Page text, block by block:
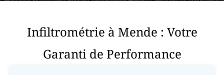
Infiltrométrie à Mende : Votre
Garanti de Performance